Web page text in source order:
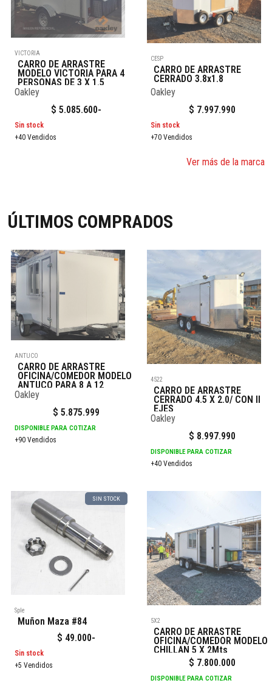
VICTORIA
CARRO DE ARRASTRE
MODELO VICTORIA PARA 4
PERSONAS DE 3 X 1.5
Oakley
$5.085.600-
Sin stock
+40 Vendidos
CESP
CARRO DE ARRASTRE
CERRADO 3.8x1.8
Oakley
$ 7.997.990
Sin stock
+70 Vendidos
Ver más de la marca
ÚLTIMOS COMPRADOS
ANTUCO
CARRO DE ARRASTRE
OFICINA/COMEDOR MODELO
ANTUCO PARA 8 A 12
PERSONAS 4X2
Oakley
$5.875.999
DISPONIBLE PARA COTIZAR
+90 Vendidos
4522
CARRO DE ARRASTRE
CERRADO 4.5 X 2.0/ CON II
EJES
Oakley
$ 8.997.990
DISPONIBLE PARA COTIZAR
+40 Vendidos
SIN STOCK
Sple
Muñon Maza #84
$ 49.000-
Sin stock
+5 Vendidos
5X2
CARRO DE ARRASTRE
OFICINA/COMEDOR MODELO
CHILLAN 5 X 2Mts
$ 7.800.000
DISPONIBLE PARA COTIZAR